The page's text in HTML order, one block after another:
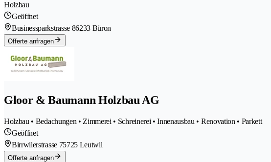
Holzbau
Geöffnet
Businessparkstrasse 86233 Büron
Offerte anfragen
Gloor & Baumann Holzbau AG
Holzbau • Bedachungen • Zimmerei • Schreinerei • Innenausbau • Renovation • Parkett
Geöffnet
Birrwilerstrasse 75725 Leutwil
Offerte anfragen